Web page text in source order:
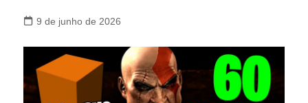
9 de junho de 2026